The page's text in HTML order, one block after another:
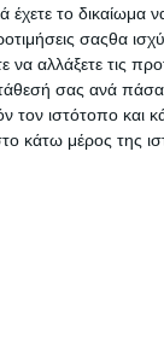
το δικαίωμα
σαςθα
να αλλάξετε τις
σας ανά πάσα
τον ιστότοπο και
κάτω μέρος της
- Στο
21
της ΜΟΤΟΕ
σημείο, το